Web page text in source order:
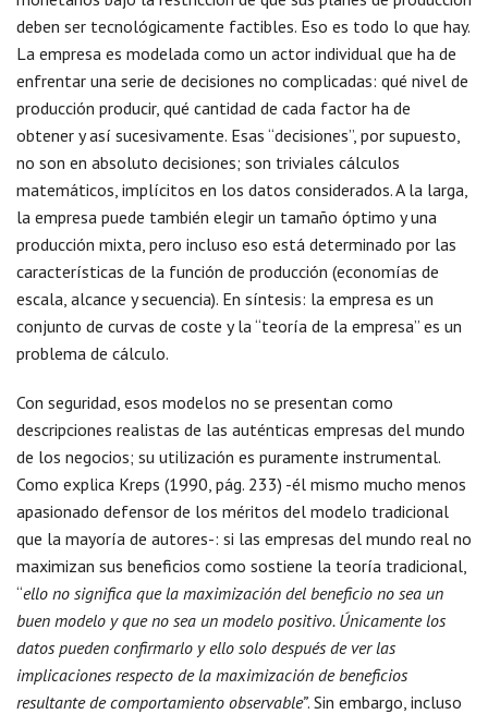
deben ser tecnológicamente factibles. Eso es todo lo que hay.
La empresa es modelada como un actor individual que ha de
enfrentar una serie de decisiones no complicadas: qué nivel de
producción producir, qué cantidad de cada factor ha de
obtener y así sucesivamente. Esas “decisiones”, por supuesto,
no son en absoluto decisiones; son triviales cálculos
matemáticos, implícitos en los datos considerados. A la larga,
la empresa puede también elegir un tamaño óptimo y una
producción mixta, pero incluso eso está determinado por las
características de la función de producción (economías de
escala, alcance y secuencia). En síntesis: la empresa es un
conjunto de curvas de coste y la “teoría de la empresa” es un
problema de cálculo.
Con seguridad, esos modelos no se presentan como
descripciones realistas de las auténticas empresas del mundo
de los negocios; su utilización es puramente instrumental.
Como explica Kreps (1990, pág. 233) -él mismo mucho menos
apasionado defensor de los méritos del modelo tradicional
que la mayoría de autores-: si las empresas del mundo real no
maximizan sus beneficios como sostiene la teoría tradicional,
“ello no significa que la maximización del beneficio no sea un
buen modelo y que no sea un modelo positivo. Únicamente los
datos pueden confirmarlo y ello solo después de ver las
implicaciones respecto de la maximización de beneficios
resultante de comportamiento observable”. Sin embargo, incluso